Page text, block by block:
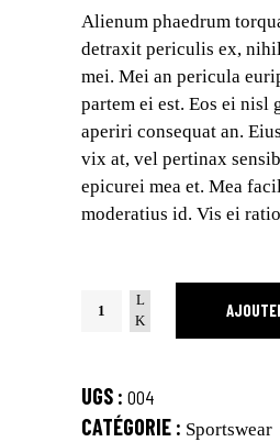
Alienum phaedrum
detraxit periculis ex,
mei. Mei an pericula
partem ei est. Eos ei nisl
aperiri consequat an.
vix at, vel pertinax
epicurei mea et. Mea
moderatius id. Vis ei
Summer
UGS : 004
CATÉGORIE : Sportswear